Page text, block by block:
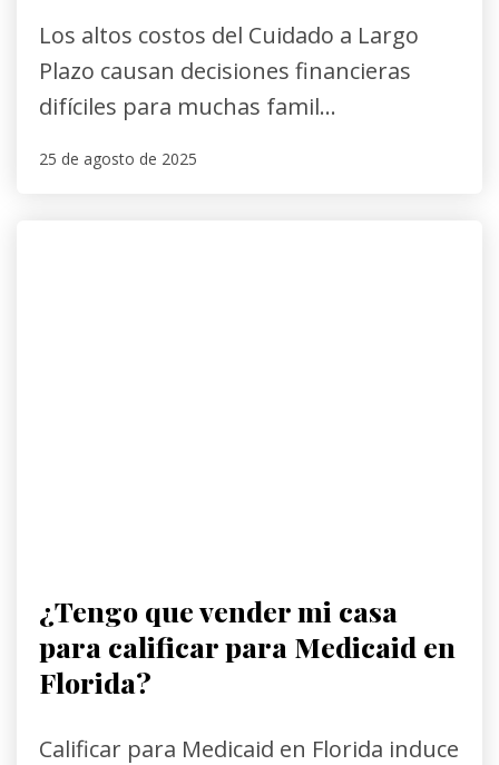
Los altos costos del Cuidado a Largo
Plazo causan decisiones financieras
difíciles para muchas famil...
25 de agosto de 2025
¿Tengo que vender mi casa
para calificar para Medicaid en
Florida?
Calificar para Medicaid en Florida induce